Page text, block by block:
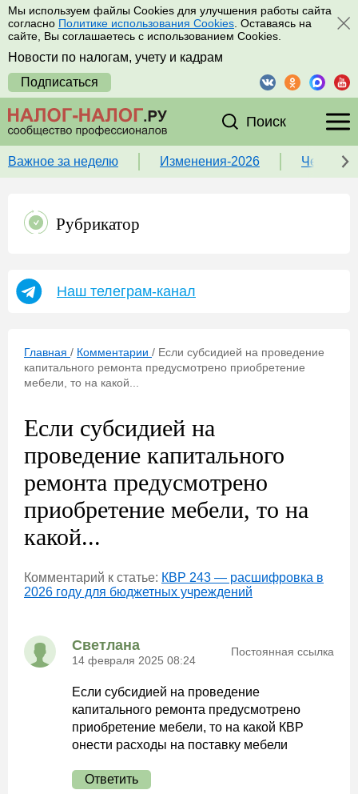
Мы используем файлы Cookies для улучшения работы сайта
согласно Политике использования Cookies . Оставаясь на
сайте, Вы соглашаетесь с использованием Cookies.
Новости по налогам, учету и кадрам
Подписаться
Поиск
Важное за неделю Изменения-2026 Чек-
Рубрикатор
Наш телеграм-канал
Главная / Комментарии / Если субсидией на проведение
капитального ремонта предусмотрено приобретение
мебели, то на какой...
Если субсидией на
проведение капитального
ремонта предусмотрено
приобретение мебели, то на
какой...
Комментарий к статье: КВР 243 — расшифровка в
2026 году для бюджетных учреждений
Светлана
14 февраля 2025 08:24
Постоянная ссылка
Если субсидией на проведение
капитального ремонта предусмотрено
приобретение мебели, то на какой КВР
онести расходы на поставку мебели
Ответить